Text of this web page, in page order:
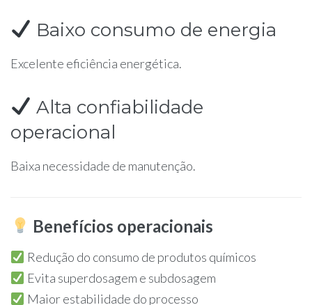
Baixo consumo de energia
Excelente eficiência energética.
Alta confiabilidade
operacional
Baixa necessidade de manutenção.
Benefícios operacionais
Redução do consumo de produtos químicos
Evita superdosagem e subdosagem
Maior estabilidade do processo